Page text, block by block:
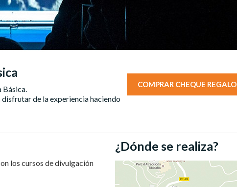
Básica.
disfrutar de la experiencia haciendo
COMPRAR CHEQUE REGALO
los cursos de divulgación
¿Dónde se realiza?